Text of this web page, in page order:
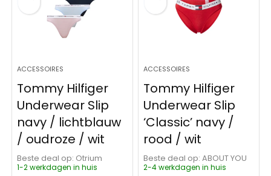
ACCESSOIRES
Tommy Hilfiger
Underwear Slip
navy / lichtblauw
/ oudroze / wit
Beste deal op:
Otrium
1-2 werkdagen in huis
ACCESSOIRES
Tommy Hilfiger
Underwear Slip
‘Classic’ navy /
rood / wit
Beste deal op:
ABOUT YOU
2-4 werkdagen in huis